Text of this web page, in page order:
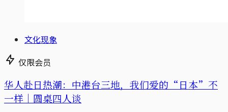
文化现象
仅限会员
华人赴日热潮：中港台三地，我们爱的“日本”不
一样｜圆桌四人谈